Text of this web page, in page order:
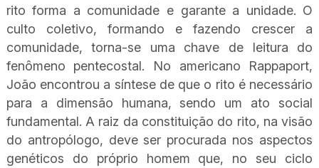
rito forma a comunidade e garante a unidade. O
culto coletivo, formando e fazendo crescer a
comunidade, torna-se uma chave de leitura do
fenômeno pentecostal. No americano Rappaport,
João encontrou a síntese de que o rito é necessário
para a dimensão humana, sendo um ato social
fundamental. A raiz da constituição do rito, na visão
do antropólogo, deve ser procurada nos aspectos
genéticos do próprio homem que, no seu ciclo